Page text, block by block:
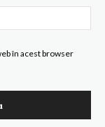
în acest browser